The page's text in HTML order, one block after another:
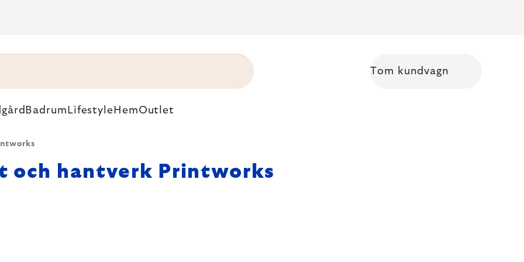
Shopping cart
Tom kundvagn
Badrum Lifestyle HemOutlet
och hantverk Printworks